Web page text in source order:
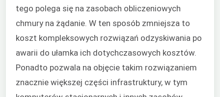
tego polega się na zasobach obliczeniowych
chmury na żądanie. W ten sposób zmniejsza to
koszt kompleksowych rozwiązań odzyskiwania po
awarii do ułamka ich dotychczasowych kosztów.
Ponadto pozwala na objęcie takim rozwiązaniem
znacznie większej części infrastruktury, w tym